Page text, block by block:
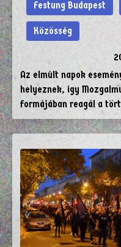
Festung Budapest
Közösség
Az elmúlt napok
helyeznek, így
formájában reagál a